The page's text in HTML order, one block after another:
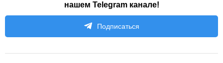
нашем Telegram канале!
Подписаться